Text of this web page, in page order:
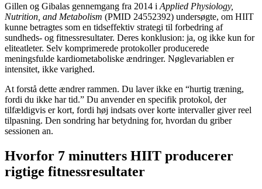
Gillen og Gibalas gennemgang fra 2014 i Applied Physiology,
Nutrition, and Metabolism (PMID 24552392) undersøgte, om HIIT
kunne betragtes som en tidseffektiv strategi til forbedring af
sundheds- og fitnessresultater. Deres konklusion: ja, og ikke kun for
eliteatleter. Selv komprimerede protokoller producerede
meningsfulde kardiometaboliske ændringer. Nøglevariablen er
intensitet, ikke varighed.
At forstå dette ændrer rammen. Du laver ikke en “hurtig træning,
fordi du ikke har tid.” Du anvender en specifik protokol, der
tilfældigvis er kort, fordi høj indsats over korte intervaller giver reel
tilpasning. Den sondring har betydning for, hvordan du griber
sessionen an.
Hvorfor 7 minutters HIIT producerer
rigtige fitnessresultater